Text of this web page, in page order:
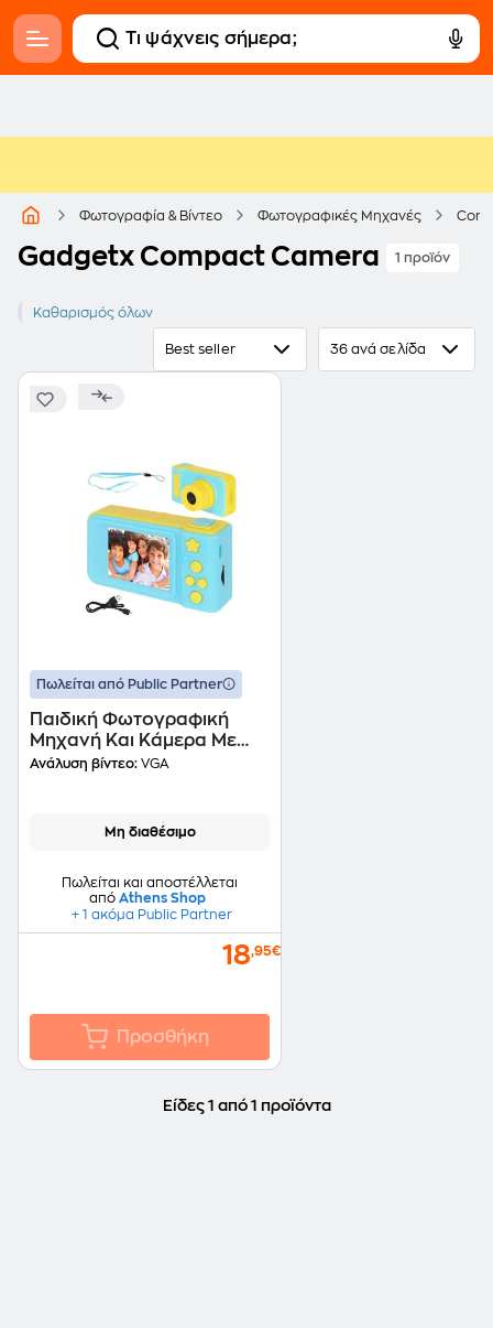
Φωτογραφία & Βίντεο Φωτογραφικές Μηχανές
Gadgetx Compact Camera 1 προϊόν
GADGETX
Καθαρισμός όλων
Best seller 36 ανά σελίδα
Πωλείται από Public Partner
Παιδική Φωτογραφική
Μηχανή Και Κάμερα Με
Οθόνη Lcd Σε Μπλε
Ανάλυση βίντεο: VGA
Μη διαθέσιμο
Πωλείται και αποστέλλεται
από Athens Shop
+ 1 ακόμα Public Partner
18,95€
Προσθήκη
Είδες 1 από 1 προϊόντα